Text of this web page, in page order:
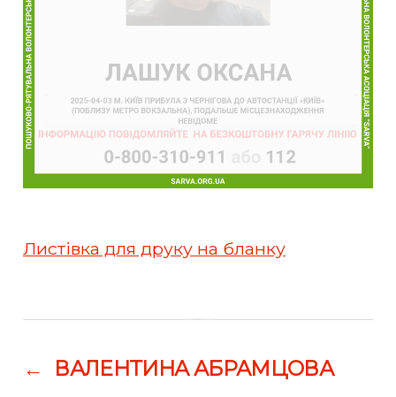
Листівка для друку на бланку
←
ВАЛЕНТИНА АБРАМЦОВА